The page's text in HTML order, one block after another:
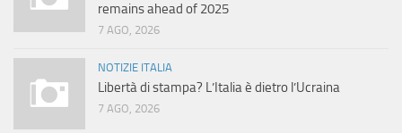
remains ahead of 2025
7 AGO, 2026
NOTIZIE ITALIA
Libertà di stampa? L’Italia è dietro l’Ucraina
7 AGO, 2026